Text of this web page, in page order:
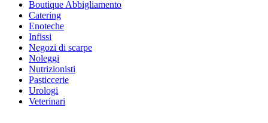
Boutique Abbigliamento
Catering
Enoteche
Infissi
Negozi di scarpe
Noleggi
Nutrizionisti
Pasticcerie
Urologi
Veterinari